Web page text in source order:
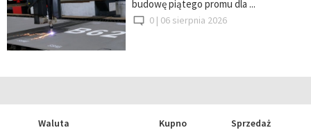
budowę piątego promu dla ...
0 | 06 sierpnia 2026
Waluta Kupno
Sprzedaż